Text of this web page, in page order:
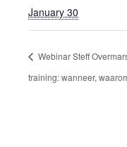
January 30
Webinar Steff
training: wanneer,